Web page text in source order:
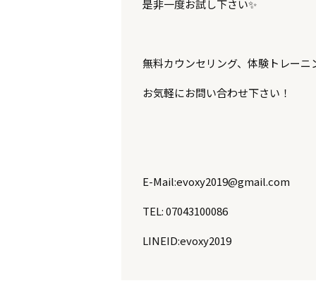
是非一度お試し下さい✨
無料カウンセリング、体験トレーニ
お気軽にお問い合わせ下さい！
E-Mail:evoxy2019@gmail.com
TEL: 07043100086
LINEID:evoxy2019